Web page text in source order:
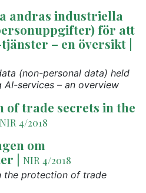
andras industriella
för att
– en översikt |
(non-personal data) held
services – an overview
of trade secrets in the
NIR 4/2018
om
| NIR 4/2018
the protection of trade